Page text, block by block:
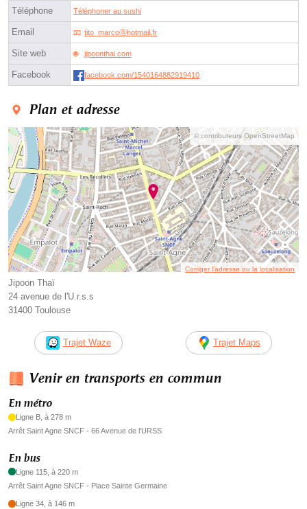
Téléphone Téléphoner au sushi
Email tito_marcoⓐhotmail.fr
Site web jipoonthai.com
Facebook facebook.com/1540164882919410
Plan et adresse
© contributeurs OpenStreetMap
Corriger l’adresse ou la localisation
Jipoon Thaï
24 avenue de l'U.r.s.s
31400 Toulouse
Trajet Waze Trajet Maps
Venir en transports en commun
En métro
Ligne B, à 278 m
Arrêt Saint Agne SNCF - 66 Avenue de l'URSS
En bus
Ligne 115, à 220 m
Arrêt Saint Agne SNCF - Place Sainte Germaine
Ligne 34, à 146 m